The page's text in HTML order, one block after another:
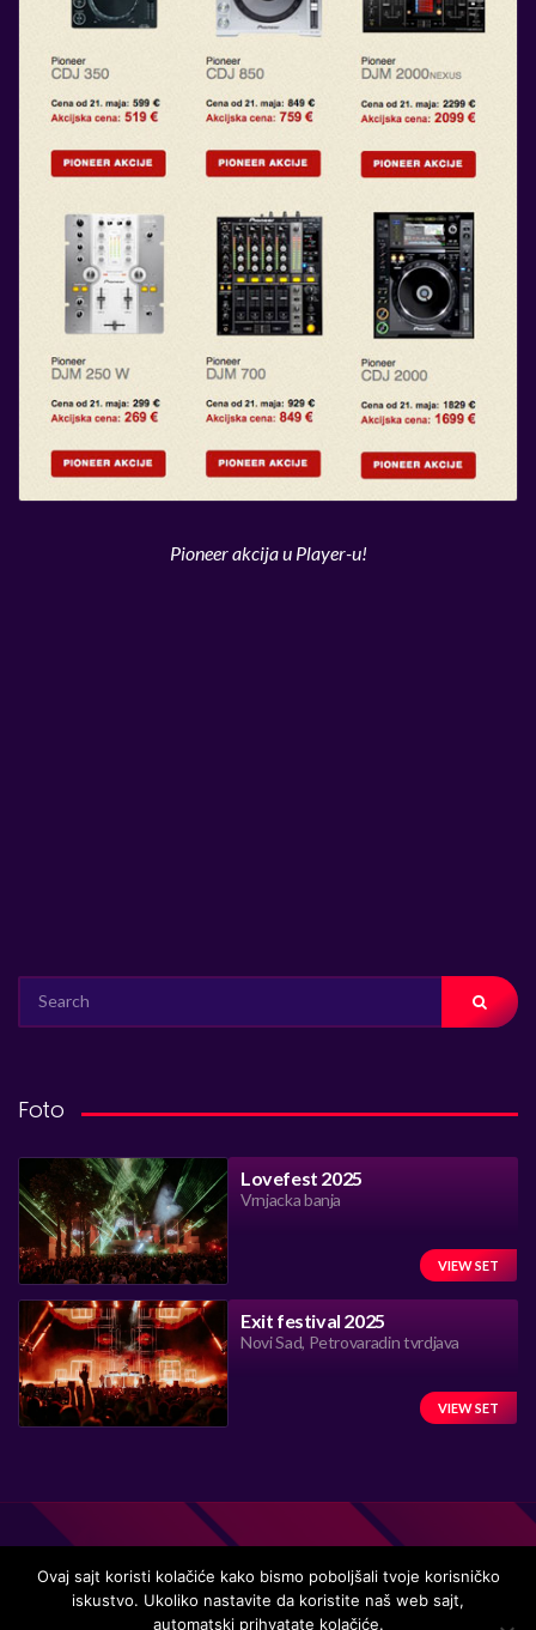
Pioneer akcija u Player-u!
FOR:
Foto
Lovefest 2025
Vrnjacka banja
VIEW SET
Exit festival 2025
Novi Sad, Petrovaradin tvrdjava
VIEW SET
Handmade in Serbia 15 years ago, while listening to the great
Ovaj sajt koristi kolačiće kako bismo poboljšali tvoje korisničko
iskustvo. Ukoliko nastavite da koristite naš web sajt,
automatski prihvatate kolačiće.